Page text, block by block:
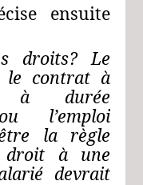
ensuite
droits? Le
le contrat à
à durée
l’emploi
la règle
droit à une
devrait